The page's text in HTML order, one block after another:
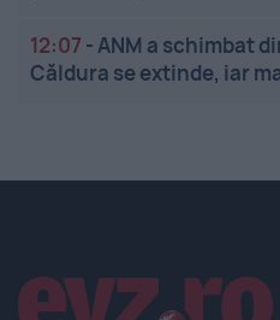
12:07 -ANM a schimbat
Căldura se extinde, iar
Linkuri utile